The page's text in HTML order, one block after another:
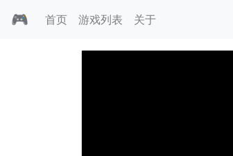
🎮 首页 游戏列表 关于